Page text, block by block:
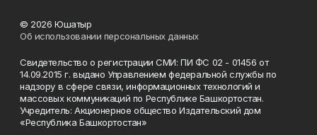
© 2026 Юшатыр
Об использовании персональных данных
Свидетельство о регистрации СМИ: ПИ ФС 02 - 01456 от
14.09.2015 г. выдано Управлением федеральной службы по
надзору в сфере связи, информационных технологий и
массовых коммуникаций по Республике Башкортостан.
Учредитель: Акционерное общество Издательский дом
«Республика Башкортостан»